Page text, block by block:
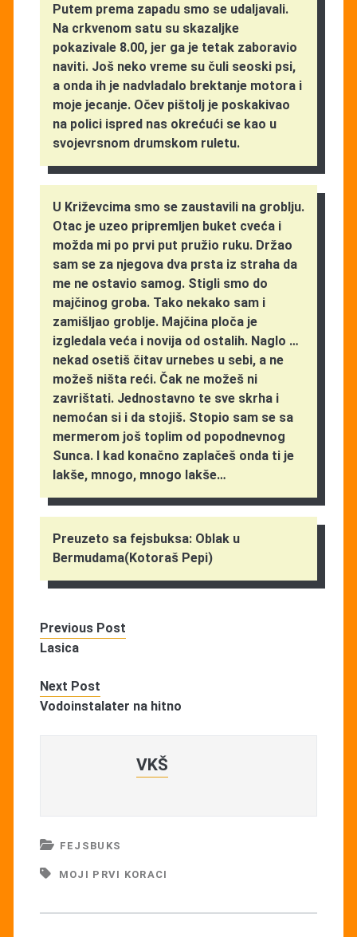
Putem prema zapadu smo se udaljavali.
Na crkvenom satu su skazaljke
pokazivale 8.00, jer ga je tetak zaboravio
naviti. Još neko vreme su čuli seoski psi,
a onda ih je nadvladalo brektanje motora i
moje jecanje. Očev pištolj je poskakivao
na polici ispred nas okrećući se kao u
svojevrsnom drumskom ruletu.
U Križevcima smo se zaustavili na groblju.
Otac je uzeo pripremljen buket cveća i
možda mi po prvi put pružio ruku. Držao
sam se za njegova dva prsta iz straha da
me ne ostavio samog. Stigli smo do
majčinog groba. Tako nekako sam i
zamišljao groblje. Majčina ploča je
izgledala veća i novija od ostalih. Naglo …
nekad osetiš čitav urnebes u sebi, a ne
možeš ništa reći. Čak ne možeš ni
zavrištati. Jednostavno te sve skrha i
nemoćan si i da stojiš. Stopio sam se sa
mermerom još toplim od popodnevnog
Sunca. I kad konačno zaplačeš onda ti je
lakše, mnogo, mnogo lakše…
Preuzeto sa fejsbuksa: Oblak u
Bermudama(Kotoraš Pepi)
Previous Post
Lasica
Next Post
Vodoinstalater na hitno
VKŠ
FEJSBUKS
MOJI PRVI KORACI